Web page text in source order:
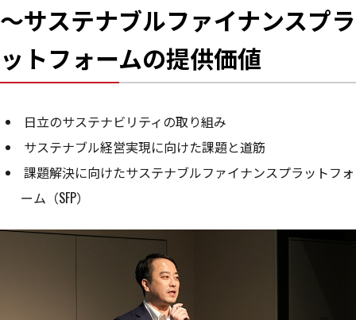
～サステナブルファイナンスプラ
ットフォームの提供価値
日立のサステナビリティの取り組み
サステナブル経営実現に向けた課題と道筋
課題解決に向けたサステナブルファイナンスプラットフォ
ーム（SFP）